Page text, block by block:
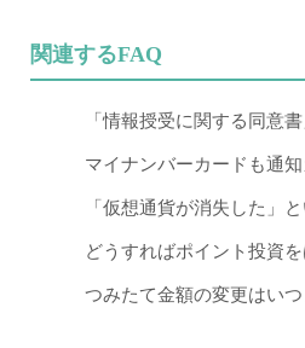
関連するFAQ
「情報授受に関する同意
マイナンバーカードも通
「仮想通貨が消失した」
どうすればポイント投資
つみたて金額の変更はい